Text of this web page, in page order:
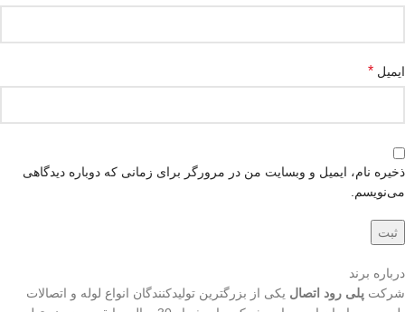
ایمیل *
ذخیره نام، ایمیل و وبسایت من در مرورگر برای زمانی که دوباره دیدگاهی
می‌نویسم.
درباره برند
شرکت پلی رود اتصال یکی از بزرگترین تولیدکنندگان انواع لوله و اتصالات